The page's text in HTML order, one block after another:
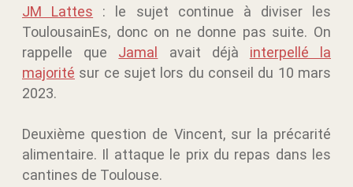
JM Lattes : le sujet continue à diviser les
ToulousainEs, donc on ne donne pas suite. On
rappelle que Jamal avait déjà interpellé la
majorité sur ce sujet lors du conseil du 10 mars
2023.
Deuxième question de Vincent, sur la précarité
alimentaire. Il attaque le prix du repas dans les
cantines de Toulouse.